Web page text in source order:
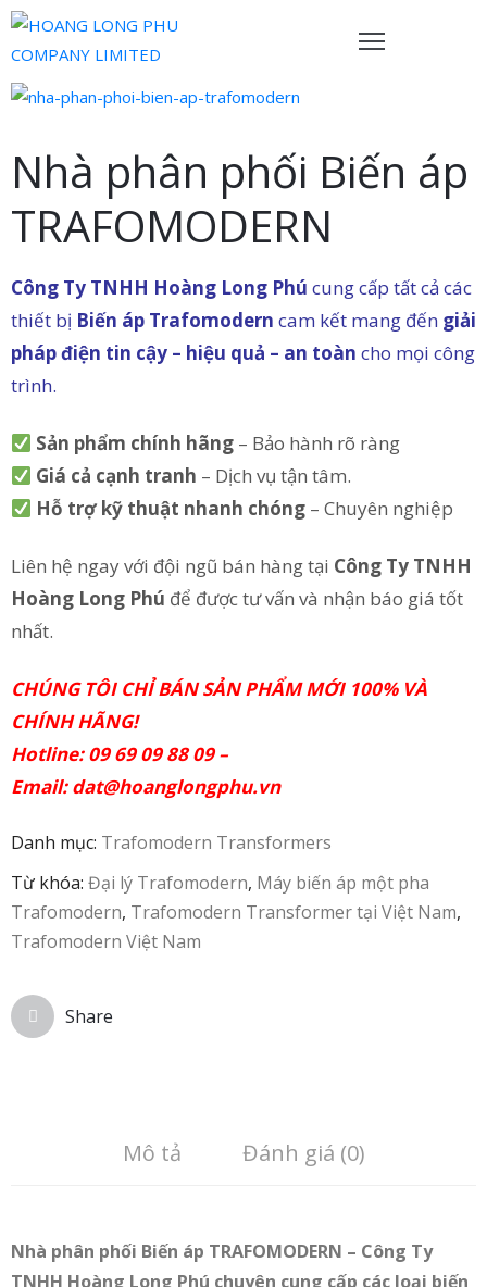
Nhà phân phối Biến áp
TRAFOMODERN
Công Ty TNHH Hoàng Long Phú cung cấp tất cả các
thiết bị Biến áp Trafomodern cam kết mang đến giải
pháp điện tin cậy – hiệu quả – an toàn cho mọi công
trình.
Sản phẩm chính hãng – Bảo hành rõ ràng
Giá cả cạnh tranh – Dịch vụ tận tâm.
Hỗ trợ kỹ thuật nhanh chóng – Chuyên nghiệp
Liên hệ ngay với đội ngũ bán hàng tại Công Ty TNHH
Hoàng Long Phú để được tư vấn và nhận báo giá tốt
nhất.
CHÚNG TÔI CHỈ BÁN SẢN PHẨM MỚI 100% VÀ
CHÍNH HÃNG!
Hotline: 09 69 09 88 09 –
Email:dat@hoanglongphu.vn
Danh mục: Trafomodern Transformers
Từ khóa: Đại lý Trafomodern, Máy biến áp một pha
Trafomodern, Trafomodern Transformer tại Việt Nam,
Trafomodern Việt Nam
Share
Mô tả Đánh giá (0)
Nhà phân phối Biến áp TRAFOMODERN – Công Ty
TNHH Hoàng Long Phú chuyên cung cấp các loại biến